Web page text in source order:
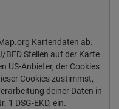
Kartendaten ab.
BFD Stellen auf der Karte
US-Anbieter, der Cookies
Cookies zustimmst,
deiner Daten in
1 DSG-EKD, ein.